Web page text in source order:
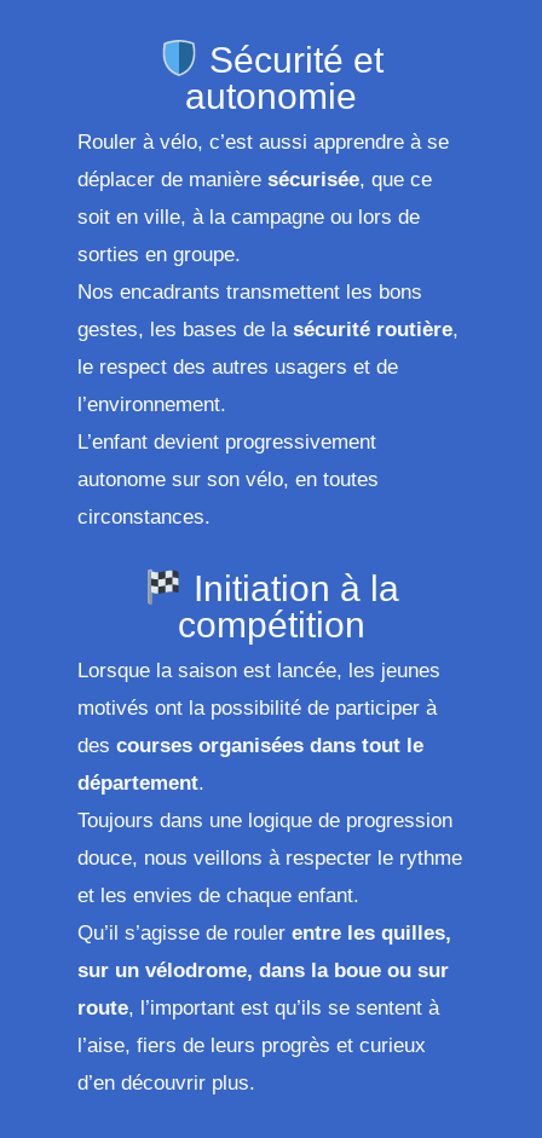
Sécurité et
autonomie
Rouler à vélo, c’est aussi apprendre à se
déplacer de manière sécurisée, que ce
soit en ville, à la campagne ou lors de
sorties en groupe.
Nos encadrants transmettent les bons
gestes, les bases de la sécurité routière,
le respect des autres usagers et de
l’environnement.
L’enfant devient progressivement
autonome sur son vélo, en toutes
circonstances.
Initiation à la
compétition
Lorsque la saison est lancée, les jeunes
motivés ont la possibilité de participer à
des courses organisées dans tout le
département.
Toujours dans une logique de progression
douce, nous veillons à respecter le rythme
et les envies de chaque enfant.
Qu’il s’agisse de rouler entre les quilles,
sur un vélodrome, dans la boue ou sur
route, l’important est qu’ils se sentent à
l’aise, fiers de leurs progrès et curieux
d’en découvrir plus.